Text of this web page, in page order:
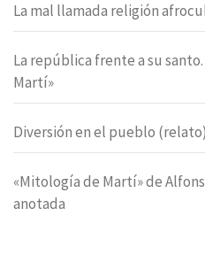
La mal llamada religión
La república frente a su
Martí»
Diversión en el pueblo (relato)
«Mitología de Martí» de
anotada